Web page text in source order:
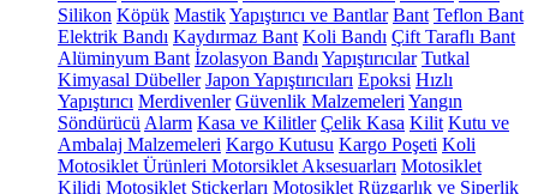
Silikon Köpük MastikYapıştırıcı ve Bantlar Bant Teflon Bant
Elektrik Bandı Kaydırmaz Bant Koli Bandı Çift Taraflı Bant
Alüminyum Bant İzolasyon Bandı Yapıştırıcılar Tutkal
Kimyasal Dübeller Japon Yapıştırıcıları Epoksi Hızlı
Yapıştırıcı Merdivenler Güvenlik Malzemeleri Yangın
Söndürücü Alarm Kasa ve Kilitler Çelik Kasa Kilit Kutu ve
Ambalaj Malzemeleri Kargo Kutusu Kargo Poşeti Koli
Motosiklet Ürünleri Motorsiklet Aksesuarları Motosiklet
Kilidi Motosiklet Stickerları Motosiklet Rüzgarlık ve Siperlik